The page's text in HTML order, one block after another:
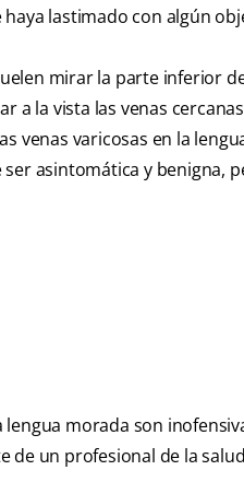
lastimado con algún
mirar la parte inferior
a la vista las venas
venas varicosas en la
asintomática y benigna,
lengua morada son
de un profesional de la